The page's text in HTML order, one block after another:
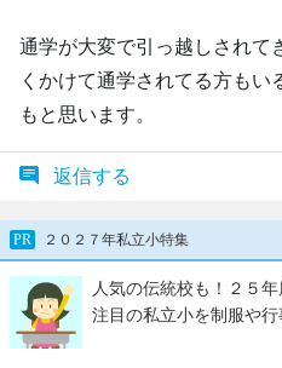
通学が大変で引っ越しされて
くかけて通学されてる方も
もと思います。
返信する